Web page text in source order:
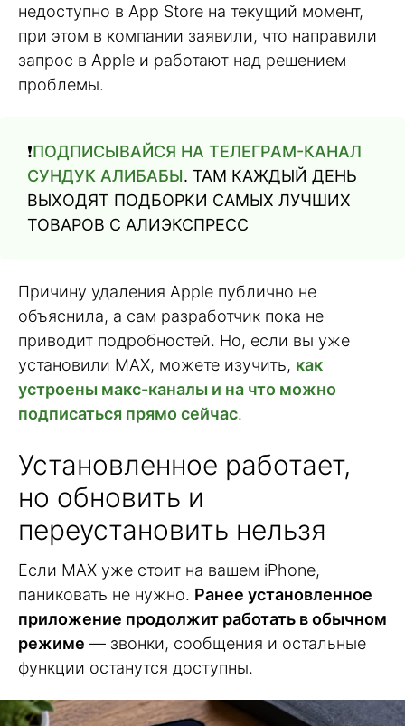
недоступно в App Store на текущий момент,
при этом в компании заявили, что направили
запрос в Apple и работают над решением
проблемы.
❗️ПОДПИСЫВАЙСЯ НА ТЕЛЕГРАМ-КАНАЛ
СУНДУК АЛИБАБЫ. ТАМ КАЖДЫЙ ДЕНЬ
ВЫХОДЯТ ПОДБОРКИ САМЫХ ЛУЧШИХ
ТОВАРОВ С АЛИЭКСПРЕСС
Причину удаления Apple публично не
объяснила, а сам разработчик пока не
приводит подробностей. Но, если вы уже
установили МАХ, можете изучить, как
устроены макс-каналы и на что можно
подписаться прямо сейчас.
Установленное работает,
но обновить и
переустановить нельзя
Если MAX уже стоит на вашем iPhone,
паниковать не нужно. Ранее установленное
приложение продолжит работать в обычном
режиме — звонки, сообщения и остальные
функции останутся доступны.